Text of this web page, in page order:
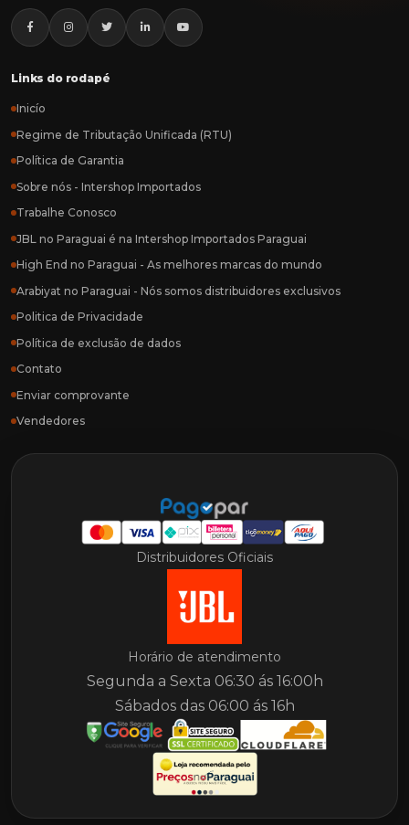
Links do rodapé
Inicío
Regime de Tributação Unificada (RTU)
Política de Garantia
Sobre nós - Intershop Importados
Trabalhe Conosco
JBL no Paraguai é na Intershop Importados Paraguai
High End no Paraguai - As melhores marcas do mundo
Arabiyat no Paraguai - Nós somos distribuidores exclusivos
Politica de Privacidade
Política de exclusão de dados
Contato
Enviar comprovante
Vendedores
Distribuidores Oficiais
Horário de atendimento
Segunda a Sexta 06:30 ás 16:00h
Sábados das 06:00 ás 16h